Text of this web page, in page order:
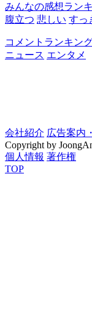
みんなの感想ラン
腹立つ 悲しい すっ
コメントランキン
ニュース エンタメ
会社紹介 広告案内
Copyright by
個人情報 著作権
TOP